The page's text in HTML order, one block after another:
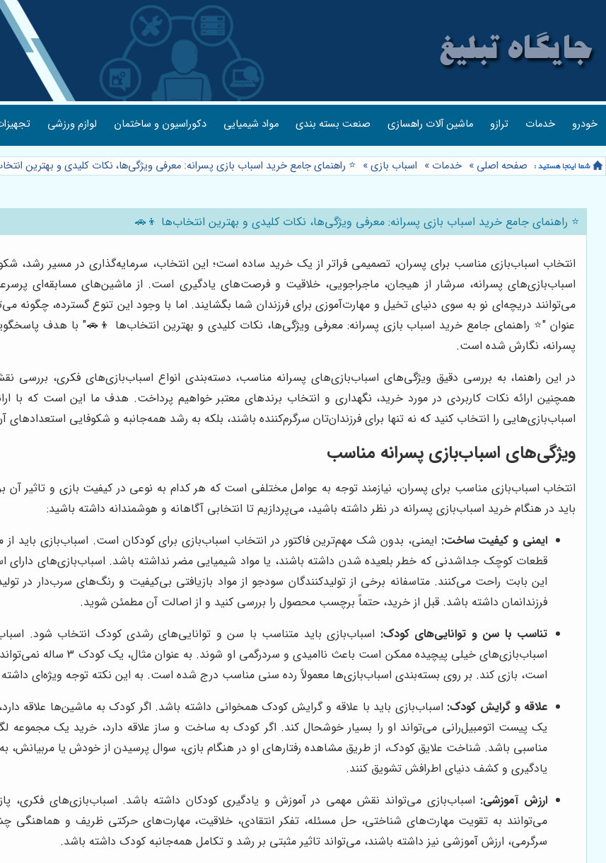
خودرو خدمات ترازو ماشین آلات راهسازی صنعت بسته بندی مواد شیمیایی دکوراسیون و ساختمان لوازم ورزشی
صفحه اصلی » خدمات » اسباب بازی» ⭐️ راهنمای جامع خرید اسباب بازی پسرانه: معرفی ویژگی‌ها، نکات کلیدی و بهترین
⭐️ راهنمای جامع خرید اسباب بازی پسرانه: معرفی ویژگی‌ها، نکات کلیدی و بهترین انتخاب‌ها 👦🚗
انتخاب اسباب‌بازی مناسب برای پسران، تصمیمی فراتر از یک خرید ساده است؛ این انتخاب، سرمایه‌گذاری در مسیر
اسباب‌بازی‌های پسرانه، سرشار از هیجان، ماجراجویی، خلاقیت و فرصت‌های یادگیری است. از ماشین‌های مسابقه‌ای
می‌توانند دریچه‌ای نو به سوی دنیای تخیل و مهارت‌آموزی برای فرزندان شما بگشایند. اما با وجود این تنوع گسترده، چگونه
عنوان "⭐️ راهنمای جامع خرید اسباب بازی پسرانه: معرفی ویژگی‌ها، نکات کلیدی و بهترین انتخاب‌ها 👦🚗" با هدف
پسرانه، نگارش شده است.
در این راهنما، به بررسی دقیق ویژگی‌های اسباب‌بازی‌های پسرانه مناسب، دسته‌بندی انواع اسباب‌بازی‌های فکری،
همچنین ارائه نکات کاربردی در مورد خرید، نگهداری و انتخاب برندهای معتبر خواهیم پرداخت. هدف ما این است که با
اسباب‌بازی‌هایی را انتخاب کنید که نه تنها برای فرزندان‌تان سرگرم‌کننده باشند، بلکه به رشد همه‌جانبه و شکوفایی استعدادهای
ویژگی‌های اسباب‌بازی پسرانه مناسب
انتخاب اسباب‌بازی مناسب برای پسران، نیازمند توجه به عوامل مختلفی است که هر کدام به نوعی در کیفیت بازی و تاثیر
باید در هنگام خرید اسباب‌بازی پسرانه در نظر داشته باشید، می‌پردازیم تا انتخابی آگاهانه و هوشمندانه داشته باشید:
ایمنی و کیفیت ساخت: ایمنی، بدون شک مهم‌ترین فاکتور در انتخاب اسباب‌بازی برای کودکان است. اسباب‌بازی باید
این بابت راحت می‌کنند. متاسفانه برخی از تولیدکنندگان سودجو از مواد بازیافتی بی‌کیفیت و رنگ‌های سرب‌دار در
فرزندانمان داشته باشد. قبل از خرید، حتماً برچسب محصول را بررسی کنید و از اصالت آن مطمئن شوید.
تناسب با سن و توانایی‌های کودک: اسباب‌بازی باید متناسب با سن و توانایی‌های رشدی کودک انتخاب شود.
است، بازی کند. بر روی بسته‌بندی اسباب‌بازی‌ها معمولاً رده سنی مناسب درج شده است. به این نکته توجه ویژه‌ای
علاقه و گرایش کودک: اسباب‌بازی باید با علاقه و گرایش کودک همخوانی داشته باشد. اگر کودک به ماشین‌ها علاقه
یک پیست اتومبیل‌رانی می‌تواند او را بسیار خوشحال کند. اگر کودک به ساخت و ساز علاقه دارد، خرید یک
مناسبی باشد. شناخت علایق کودک، از طریق مشاهده رفتارهای او در هنگام بازی، سوال پرسیدن از خودش یا مربیانش،
یادگیری و کشف دنیای اطرافش تشویق کنند.
ارزش آموزشی: اسباب‌بازی می‌تواند نقش مهمی در آموزش و یادگیری کودکان داشته باشد. اسباب‌بازی‌های فکری،
می‌توانند به تقویت مهارت‌های شناختی، حل مسئله، تفکر انتقادی، خلاقیت، مهارت‌های حرکتی ظریف و هماهنگی
سرگرمی، ارزش آموزشی نیز داشته باشند، می‌تواند تاثیر مثبتی بر رشد و تکامل همه‌جانبه کودک داشته باشد.